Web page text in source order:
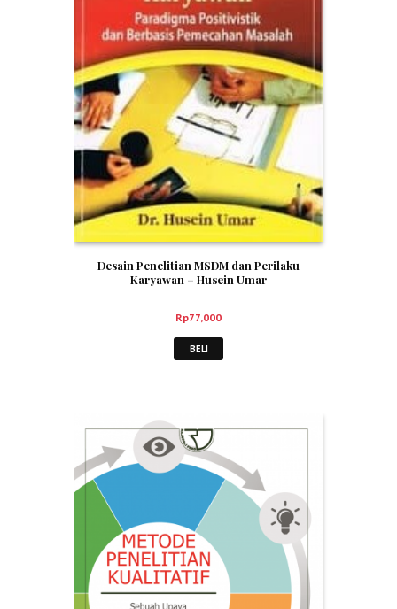
Desain Penelitian MSDM dan Perilaku
Karyawan – Husein Umar
Rp77,000
BELI